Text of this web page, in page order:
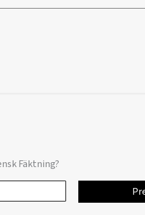
Fäktning?